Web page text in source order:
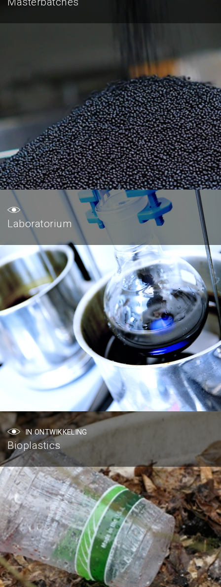
Laboratorium
IN ONTWIKKELING
Bioplastics